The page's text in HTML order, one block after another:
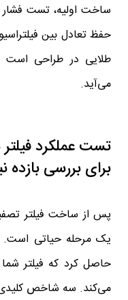
حفظ تعادل بین
طلایی در طراحی است
می‌آید.
تست عملکرد
برای بررسی بازده
یک مرحله حیاتی است.
حاصل کرد که فیلتر
می‌کند. سه شاخص کلیدی